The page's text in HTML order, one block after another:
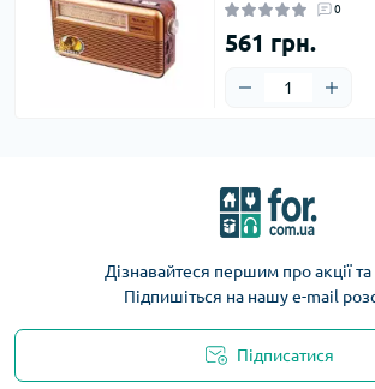
0
561 грн.
Дізнавайтеся першим про акції
Підпишіться на нашу e-mail
Підписатися